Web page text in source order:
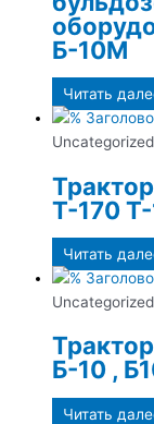
Б-10М
Читать
Uncategorized
Т-170
Читать
Uncategorized
Б-10 ,
Читать